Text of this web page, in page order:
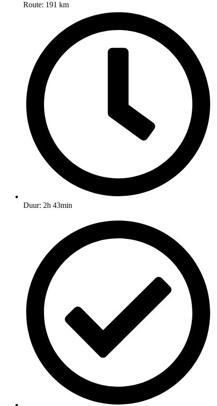
Route: 191 km
Duur: 2h 43min